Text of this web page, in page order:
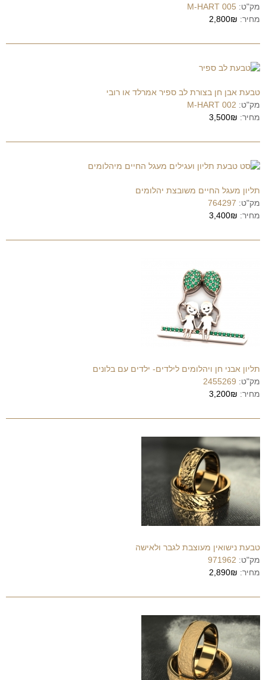
מק"ט: M-HART 005
מחיר: 2,800₪
טבעת אבן חן בצורת לב ספיר אמרלד או רובי
מק"ט: M-HART 002
מחיר: 3,500₪
תליון מעגל החיים משובצת יהלומים
מק"ט: 764297
מחיר: 3,400₪
תליון אבני חן ויהלומים לילדים- ילדים עם בלונים
מק"ט: 2455269
מחיר: 3,200₪
טבעת נישואין מעוצבת לגבר ולאישה
מק"ט: 971962
מחיר: 2,890₪